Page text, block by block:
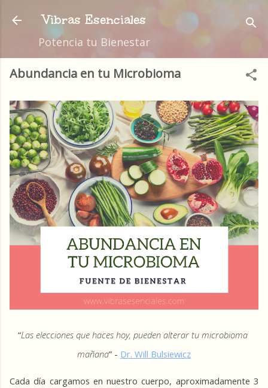
Ir al contenido principal
Vibras Esenciales
Potencia tu Bienestar
Abundancia en tu Microbioma
“Las elecciones que haces hoy, pueden alterar tu microbioma
mañana” - Dr. Will Bulsiewicz
Cada día cargamos en nuestro cuerpo, aproximadamente 3